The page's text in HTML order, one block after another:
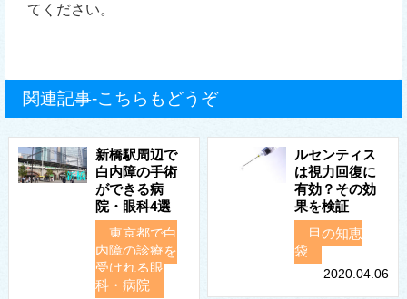
てください。
関連記事-こちらもどうぞ
新橋駅周辺で
白内障の手術
ができる病
院・眼科4選
東京都で白
内障の診療を
受けれる眼
科・病院
ルセンティス
は視力回復に
有効？その効
果を検証
目の知恵
袋
2020.04.06